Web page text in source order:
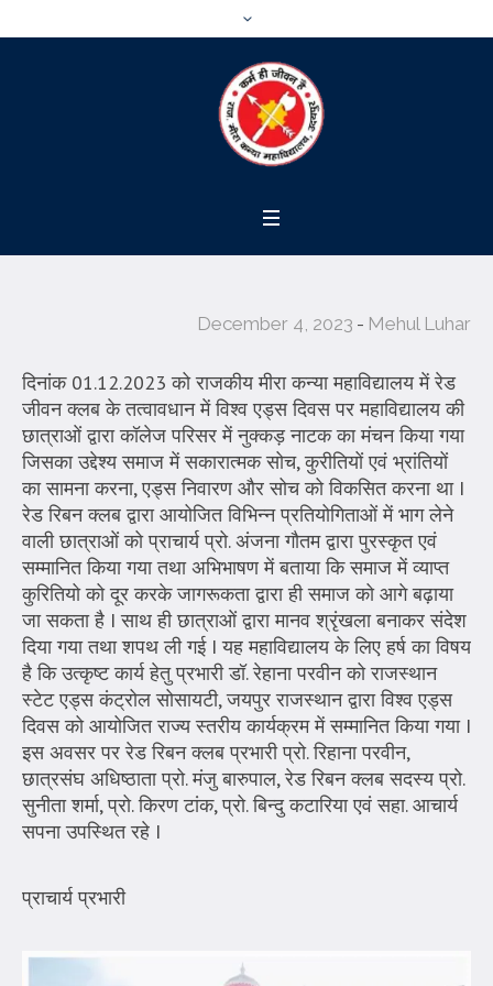
December 4, 2023 Mehul Luhar
दिनांक 01.12.2023 को राजकीय मीरा कन्या महाविद्यालय में रेड
जीवन क्लब के तत्वावधान में विश्व एड्स दिवस पर महाविद्यालय की
छात्राओं द्वारा कॉलेज परिसर में नुक्कड़ नाटक का मंचन किया गया
जिसका उद्देश्य समाज में सकारात्मक सोच, कुरीतियों एवं भ्रांतियों
का सामना करना, एड्स निवारण और सोच को विकसित करना था I
रेड रिबन क्लब द्वारा आयोजित विभिन्न प्रतियोगिताओं में भाग लेने
वाली छात्राओं को प्राचार्य प्रो. अंजना गौतम द्वारा पुरस्कृत एवं
सम्मानित किया गया तथा अभिभाषण में बताया कि समाज में व्याप्त
कुरितियो को दूर करके जागरूकता द्वारा ही समाज को आगे बढ़ाया
जा सकता है I साथ ही छात्राओं द्वारा मानव श्रृंखला बनाकर संदेश
दिया गया तथा शपथ ली गई I यह महाविद्यालय के लिए हर्ष का विषय
है कि उत्कृष्ट कार्य हेतु प्रभारी डॉ. रेहाना परवीन को राजस्थान
स्टेट एड्स कंट्रोल सोसायटी, जयपुर राजस्थान द्वारा विश्व एड्स
दिवस को आयोजित राज्य स्तरीय कार्यक्रम में सम्मानित किया गया I
इस अवसर पर रेड रिबन क्लब प्रभारी प्रो. रिहाना परवीन,
छात्रसंघ अधिष्ठाता प्रो. मंजु बारुपाल, रेड रिबन क्लब सदस्य प्रो.
सुनीता शर्मा, प्रो. किरण टांक, प्रो. बिन्दु कटारिया एवं सहा. आचार्य
सपना उपस्थित रहे I
प्राचार्य प्रभारी